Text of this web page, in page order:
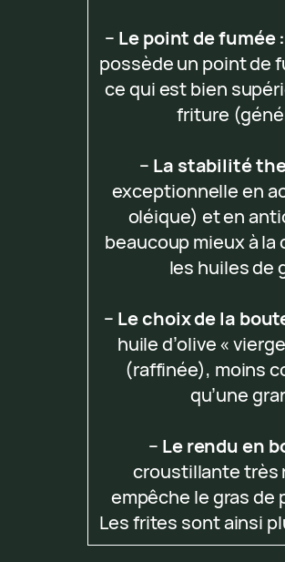
– Le point de fumée :
possède un point de
ce qui est bien
friture
– La stabilité
exceptionnelle en
oléique) et en
beaucoup mieux à la
les huiles de
– Le choix de la
huile d’olive «
(raffinée), moins
qu’une
– Le rendu en
croustillante très
empêche le gras de
Les frites sont ainsi